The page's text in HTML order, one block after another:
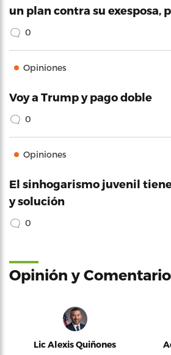
un plan contra su exesposa,
0
Opiniones
Voy a Trump y pago doble
0
Opiniones
El sinhogarismo juvenil
y solución
0
Opinión y
Lic Alexis Quiñones